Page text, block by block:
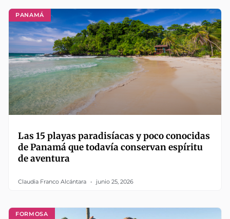
PANAMÁ
Las 15 playas paradisíacas y poco conocidas
de Panamá que todavía conservan espíritu
de aventura
Claudia Franco Alcántara junio 25, 2026
FORMOSA